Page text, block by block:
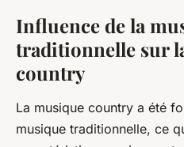
Influence de la
traditionnelle sur
country
La musique country a été
musique traditionnelle, ce